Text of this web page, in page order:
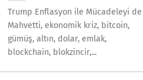
Trump Enflasyon ile Mücadeleyi de
Mahvetti, ekonomik kriz, bitcoin,
gümüş, altın, dolar, emlak,
blockchain, blokzincir,...